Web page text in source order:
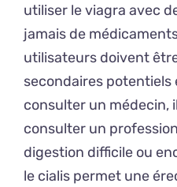
utiliser le viagra avec
jamais de
utilisateurs doivent
secondaires potentiels
consulter un médecin,
consulter un
digestion difficile ou
le cialis permet une